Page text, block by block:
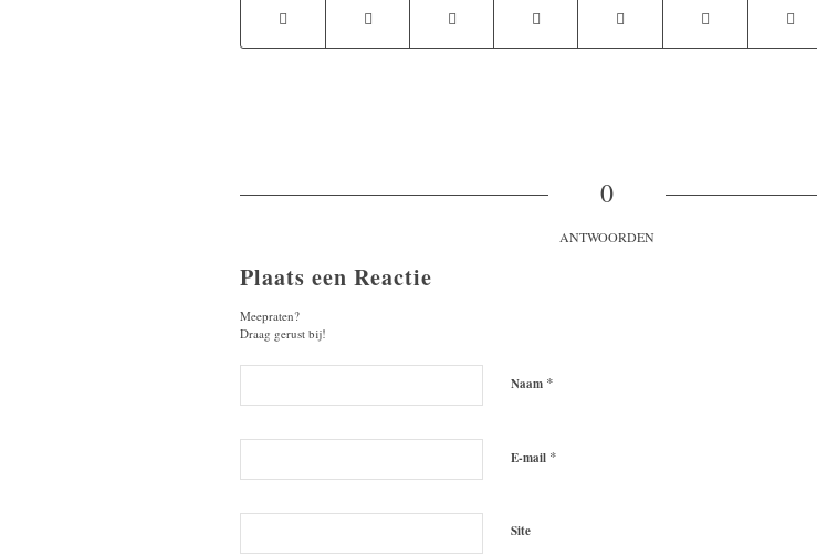
0
ANTWOORDEN
Plaats een Reactie
Meepraten?
Draag gerust bij!
Naam *
E-mail *
Site